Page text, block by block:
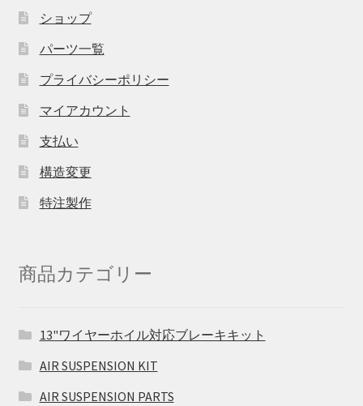
ショップ
パーツ一覧
プライバシーポリシー
マイアカウント
支払い
構造変更
特注製作
商品カテゴリー
13"ワイヤーホイル対応ブレーキキット
AIR SUSPENSION KIT
AIR SUSPENSION PARTS